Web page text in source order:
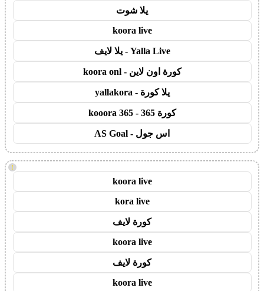
يلا شوت
koora live
Yalla Live - يلا لايف
كورة اون لاين - koora onl
يلا كورة - yallakora
كورة 365 - kooora 365
اس جول - AS Goal
!
koora live
kora live
كورة لايف
koora live
كورة لايف
koora live